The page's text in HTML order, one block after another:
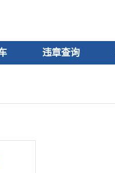
违章查询